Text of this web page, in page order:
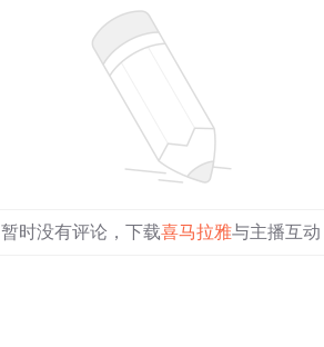
暂时没有评论，下载喜马拉雅与主播互动